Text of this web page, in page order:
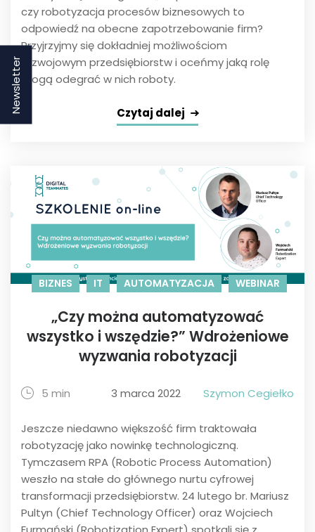
czy robotyzacja procesów biznesowych to
odpowiedź na obecne zapotrzebowanie firm?
Przyjrzyjmy się dokładniej możliwościom
rozwojowym przedsiębiorstw i oceńmy jaką rolę
mogą odegrać w nich roboty.
Czytaj dalej
BIZNES IT AUTOMATYZACJA WEBINAR
„Czy można automatyzować
wszystko i wszędzie?” Wdrożeniowe
wyzwania robotyzacji
5 min 3 marca 2022 Szymon Cegiełko
Jeszcze niedawno większość firm traktowała
robotyzację jako nowinkę technologiczną.
Tymczasem RPA (Robotic Process Automation)
weszło na stałe do głównego nurtu cyfrowej
transformacji przedsiębiorstw. 24 lutego br. Mariusz
Pultyn (Chief Technology Officer) oraz Wojciech
Newsletter